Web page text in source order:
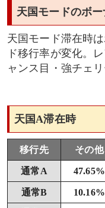
天国モードのボ
天国モード滞在時
ド移行率が変化。
ャンス目・強チェ
天国A滞在時
移行先 その他
通常A 47.65%
通常B 10.16%